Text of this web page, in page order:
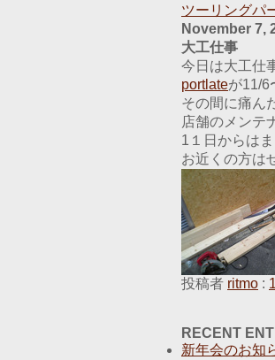
ツーリングパ
November 7,
大工仕事
今日は大工仕
portlateが11/6
その間に痛ん
店舗のメンテ
1１日からは
お近くの方は
投稿者 ritmo :
RECENT
新年会のお知